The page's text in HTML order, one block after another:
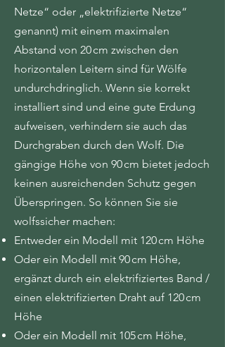
Netze“ oder „elektrifizierte Netze“
genannt) mit einem maximalen
Abstand von 20 cm zwischen den
horizontalen Leitern sind für Wölfe
undurchdringlich. Wenn sie korrekt
installiert sind und eine gute Erdung
aufweisen, verhindern sie auch das
Durchgraben durch den Wolf. Die
gängige Höhe von 90 cm bietet jedoch
keinen ausreichenden Schutz gegen
Überspringen. So können Sie sie
wolfssicher machen:
Entweder ein Modell mit 120 cm Höhe
Oder ein Modell mit 90 cm Höhe,
ergänzt durch ein elektrifiziertes Band /
einen elektrifizierten Draht auf 120 cm
Höhe
Oder ein Modell mit 105 cm Höhe,